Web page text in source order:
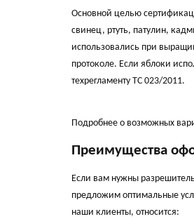
Основной целью
свинец, ртуть, патулин,
использовались при
протоколе. Если яблоки
техрегламенту ТС 023/2011.
Подробнее о возможных
Преимущества
Если вам нужны
предложим оптимальные
наши клиенты, относится: